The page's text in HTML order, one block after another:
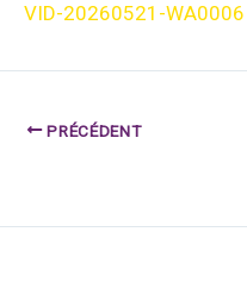
VID-20260521-WA0006
PRÉCÉDENT